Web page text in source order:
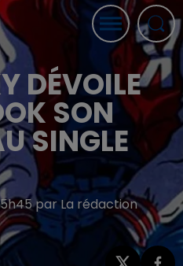
DÉVOILE
SON
SINGLE
par La rédaction